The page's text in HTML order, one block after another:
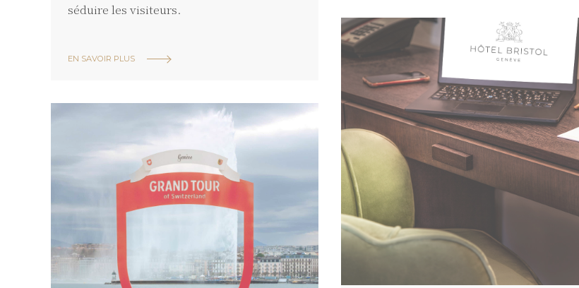
séduire les visiteurs.
EN SAVOIR PLUS